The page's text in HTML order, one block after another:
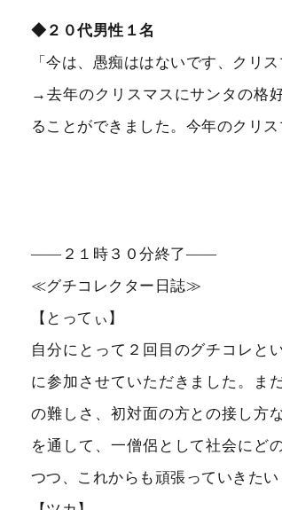
◆２０代男性１名
「今は、愚痴ははないです、クリ
→去年のクリスマスにサンタの格
ることができました。今年のクリ
――２１時３０分終了――
≪グチコレクター日誌≫
【とってぃ】
自分にとって２回目のグチコレと
に参加させていただきました。ま
の難しさ、初対面の方との接し方
を通して、一僧侶として社会にど
つつ、これからも頑張っていきたい